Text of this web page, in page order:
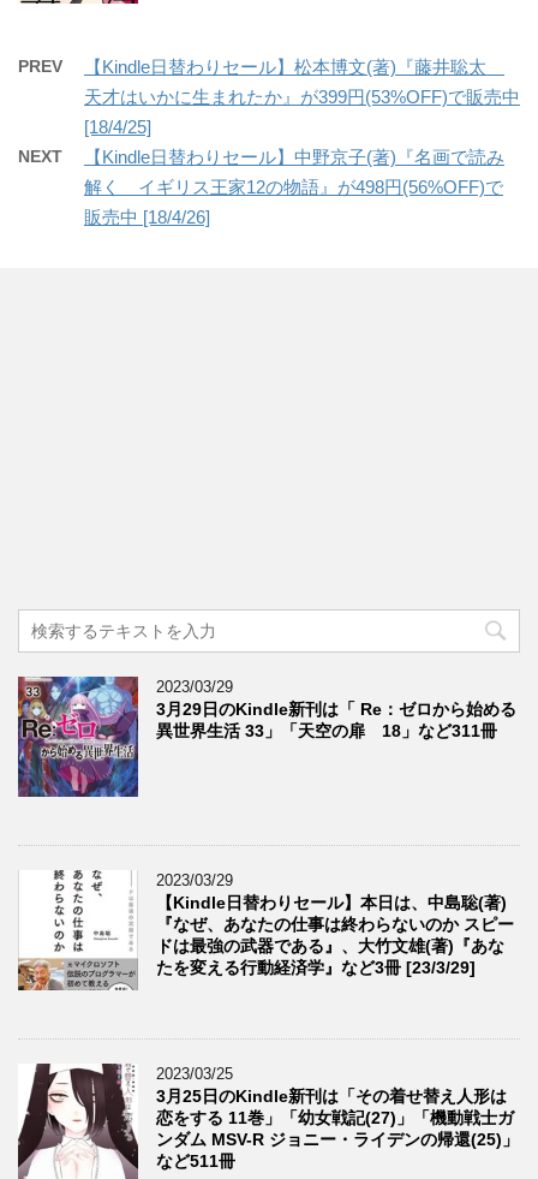
PREV
【Kindle日替わりセール】松本博文(著)『藤井聡太
天才はいかに生まれたか』が399円(53%OFF)で販売中
[18/4/25]
NEXT
【Kindle日替わりセール】中野京子(著)『名画で読み
解く イギリス王家12の物語』が498円(56%OFF)で
販売中 [18/4/26]
2023/03/29
3月29日のKindle新刊は「 Re：ゼロから始める
異世界生活 33」「天空の扉 18」など311冊
2023/03/29
【Kindle日替わりセール】本日は、中島聡(著)
『なぜ、あなたの仕事は終わらないのか スピー
ドは最強の武器である』、大竹文雄(著)『あな
たを変える行動経済学』など3冊 [23/3/29]
2023/03/25
3月25日のKindle新刊は「その着せ替え人形は
恋をする 11巻」「幼女戦記(27)」「機動戦士ガ
ンダム MSV-R ジョニー・ライデンの帰還(25)」
など511冊